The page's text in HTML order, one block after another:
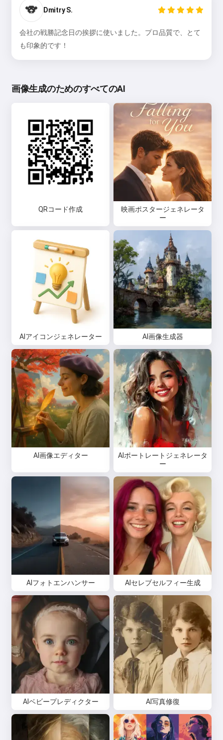
🐨 Dmitry S.
会社の戦勝記念日の挨拶に使いました。プロ品質で、とて
も印象的です！
画像生成のためのすべてのAI
QRコード作成
映画ポスタージェネレータ
ー
AIアイコンジェネレーター AI画像生成器
AI画像エディター
AIポートレートジェネレータ
ー
AIフォトエンハンサー AIセレブセルフィー生成
AIベビープレディクター AI写真修復